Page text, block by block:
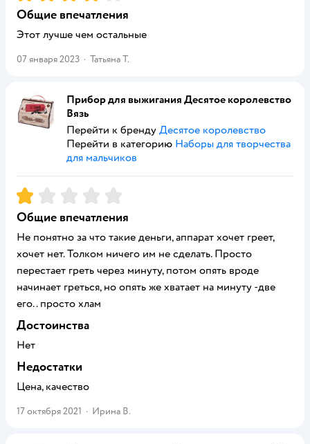
Общие впечатления
Этот лучше чем остальные
07 января 2023 · Татьяна Т.
Прибор для выжигания Десятое королевство
Вязь
Перейти к бренду Десятое королевство
Перейти в категорию Наборы для творчества
для мальчиков
Рейтинг:1
Общие впечатления
Не понятно за что такие деньги, аппарат хочет греет,
хочет нет. Толком ничего им не сделать. Просто
перестает греть через минуту, потом опять вроде
начинает греться, но опять же хватает на минуту -две
его.. просто хлам
Достоинства
Нет
Недостатки
Цена, качество
17 октября 2021 · Ирина В.